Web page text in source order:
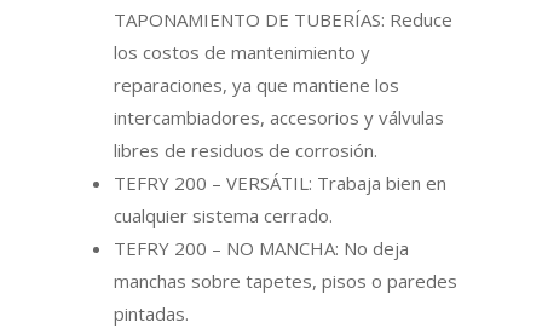
TAPONAMIENTO DE TUBERÍAS: Reduce
los costos de mantenimiento y
reparaciones, ya que mantiene los
intercambiadores, accesorios y válvulas
libres de residuos de corrosión.
TEFRY 200 – VERSÁTIL: Trabaja bien en
cualquier sistema cerrado.
TEFRY 200 – NO MANCHA: No deja
manchas sobre tapetes, pisos o paredes
pintadas.